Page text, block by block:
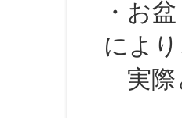
・お盆
によ
実際と